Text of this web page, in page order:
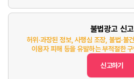
불법광고 신고
허위·과장된 정보, 사행심 조장, 불법·불
이용자 피해 등을 유발하는 부적절한
신고하기